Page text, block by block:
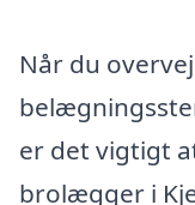
Når du
er det vigtigt
brolægger i